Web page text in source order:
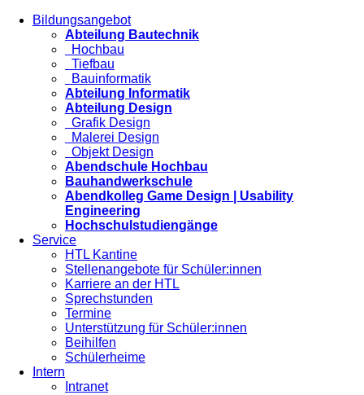
Bildungsangebot
Abteilung Bautechnik
Hochbau
Tiefbau
Bauinformatik
Abteilung Informatik
Abteilung Design
Grafik Design
Malerei Design
Objekt Design
Abendschule Hochbau
Bauhandwerkschule
Abendkolleg Game Design | Usability
Engineering
Hochschulstudiengänge
Service
HTL Kantine
Stellenangebote für Schüler:innen
Karriere an der HTL
Sprechstunden
Termine
Unterstützung für Schüler:innen
Beihilfen
Schülerheime
Intern
Intranet